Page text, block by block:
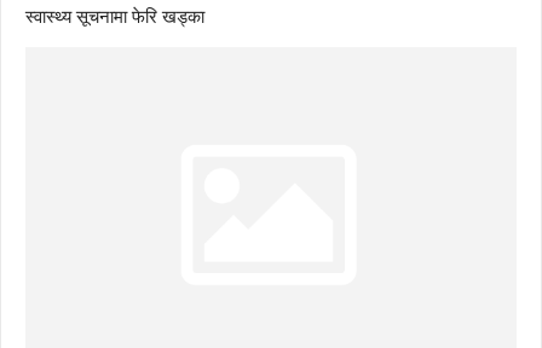
स्वास्थ्य सूचनामा फेरि खड्का